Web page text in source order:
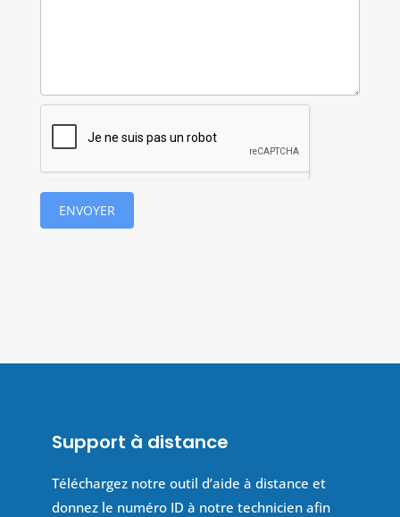
ENVOYER
Support à distance
Téléchargez notre outil d’aide à distance et
donnez le numéro ID à notre technicien afin